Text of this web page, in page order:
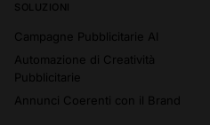
SOLUZIONI
Campagne Pubblicitarie AI
Automazione di Creatività
Pubblicitarie
Annunci Coerenti con il Brand